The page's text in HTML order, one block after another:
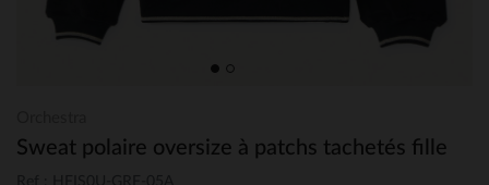
Sweat polaire oversize à patchs tachetés fille